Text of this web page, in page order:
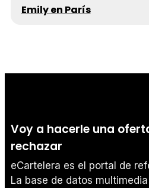
Emily en París
Voy a hacerle una
rechazar
eCartelera es el portal de
La base de datos